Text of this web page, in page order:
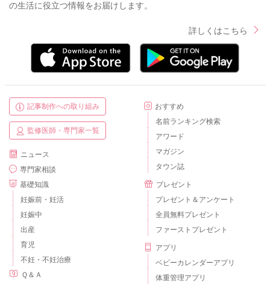
の生活に役立つ情報をお届けします。
詳しくはこちら
記事制作への取り組み
監修医師・専門家一覧
ニュース
専門家相談
基礎知識
妊娠前・妊活
妊娠中
出産
育児
不妊・不妊治療
Ｑ＆Ａ
おすすめ
名前ランキング検索
アワード
マガジン
タウン誌
プレゼント
プレゼント＆アンケート
全員無料プレゼント
ファーストプレゼント
アプリ
ベビーカレンダーアプリ
体重管理アプリ